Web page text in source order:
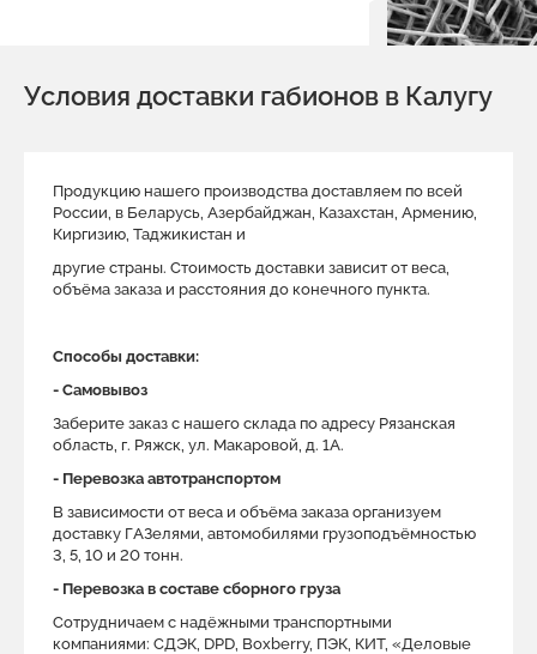
Условия доставки габионов в Калугу
Продукцию нашего производства доставляем по всей
России, в Беларусь, Азербайджан, Казахстан, Армению,
Киргизию, Таджикистан и
другие страны. Стоимость доставки зависит от веса,
объёма заказа и расстояния до конечного пункта.
Способы доставки:
- Самовывоз
Заберите заказ с нашего склада по адресу Рязанская
область, г. Ряжск, ул. Макаровой, д. 1A.
- Перевозка автотранспортом
В зависимости от веса и объёма заказа организуем
доставку ГАЗелями, автомобилями грузоподъёмностью
3, 5, 10 и 20 тонн.
- Перевозка в составе сборного груза
Сотрудничаем с надёжными транспортными
компаниями: СДЭК, DPD, Boxberry, ПЭК, КИТ, «Деловые